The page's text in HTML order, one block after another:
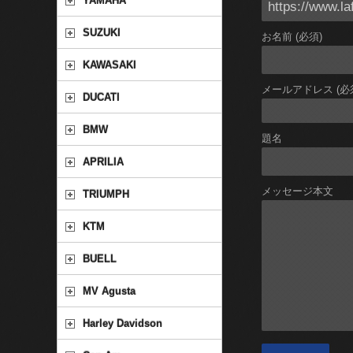
お名前 (必須)
メールアドレス (必
題名
メッセージ本文
SUZUKI
KAWASAKI
DUCATI
BMW
APRILIA
TRIUMPH
KTM
BUELL
MV Agusta
Harley Davidson